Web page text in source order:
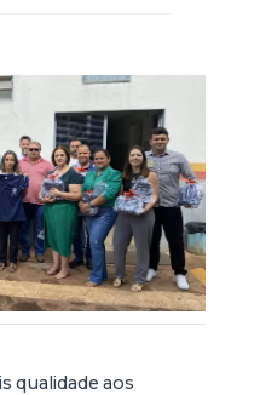
qualidade aos